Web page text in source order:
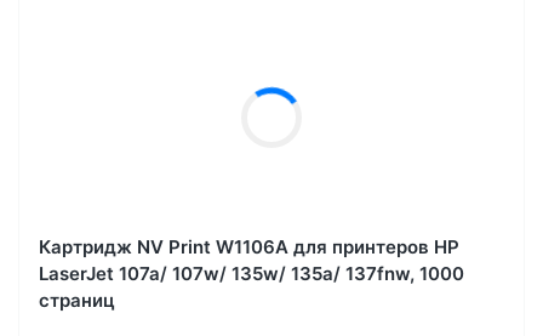
Картридж NV Print W1106A для принтеров HP
LaserJet 107a/ 107w/ 135w/ 135a/ 137fnw, 1000
страниц